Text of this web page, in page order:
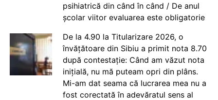
psihiatrică din când în când / De anul
școlar viitor evaluarea este obligatorie
De la 4.90 la Titularizare 2026, o
învățătoare din Sibiu a primit nota 8.70
după contestație: Când am văzut nota
inițială, nu mă puteam opri din plâns.
Mi-am dat seama că lucrarea mea nu a
fost corectată în adevăratul sens al